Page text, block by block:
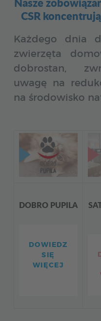
CSR
Każdego dnia
zwierzęta
dobrostan,
uwagę na
na środowisko
DOBRO PUPILA
DOWIEDZ
SIĘ
WIĘCEJ